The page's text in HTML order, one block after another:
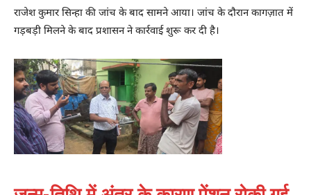
राजेश कुमार सिन्हा की जांच के बाद सामने आया। जांच के दौरान कागज़ात में
गड़बड़ी मिलने के बाद प्रशासन ने कार्रवाई शुरू कर दी है।